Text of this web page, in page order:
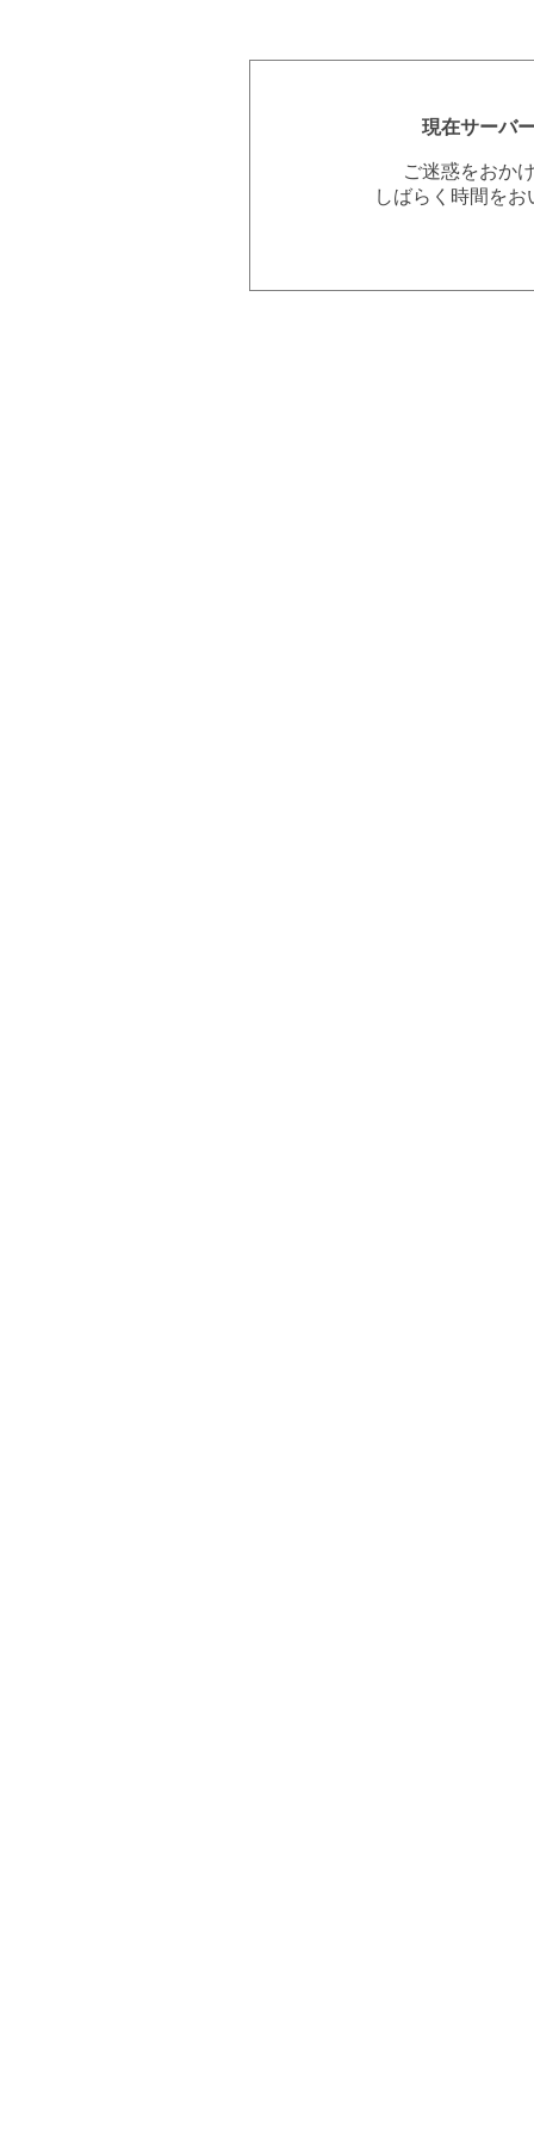
現在サーバ
ご迷惑をおか
しばらく時間を